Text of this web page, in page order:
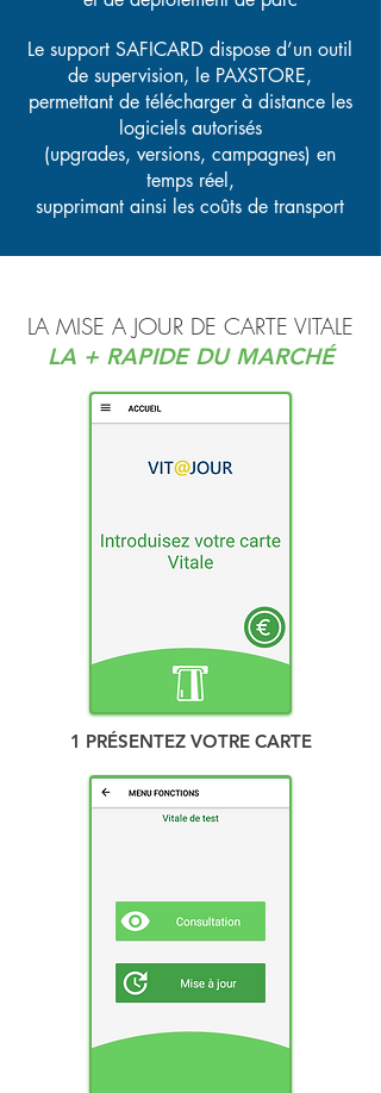
Le support SAFICARD dispose d’un outil
de supervision, le PAXSTORE,
permettant de télécharger à distance les
logiciels autorisés
(upgrades, versions, campagnes) en
temps réel,
supprimant ainsi les coûts de transport
LA MISE A JOUR DE CARTE VITALE
LA + RAPIDE DU MARCHÉ
1 PRÉSENTEZ VOTRE CARTE